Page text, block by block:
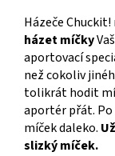
Házeče
házet míčky
aportovací
než cokoliv
tolikrát hodit
aportér přát.
míček daleko.
slizký míček.